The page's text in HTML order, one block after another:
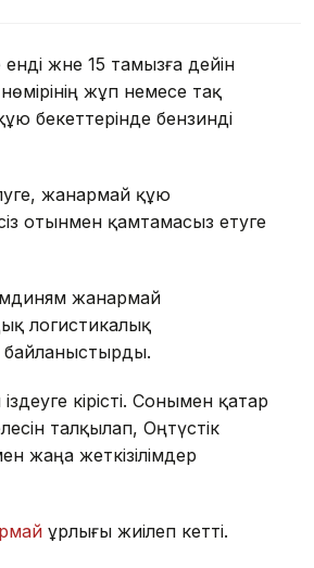
және 15 тамызға дейін
жұп немесе тақ
бекеттерінде бензинді
жанармай құю
отынмен қамтамасыз етуге
жанармай
логистикалық
байланыстырды.
кірісті. Сонымен қатар
талқылап, Оңтүстік
жаңа жеткізілімдер
ұрлығы жиілеп кетті.